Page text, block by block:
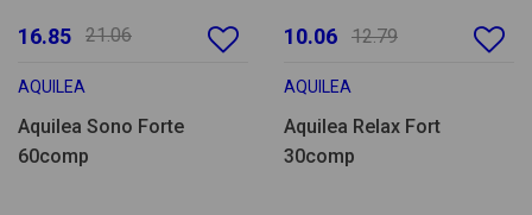
16.85 21.06
AQUILEA
Aquilea Sono Forte
60comp
10.06 12.79
AQUILEA
Aquilea Relax Fort
30comp